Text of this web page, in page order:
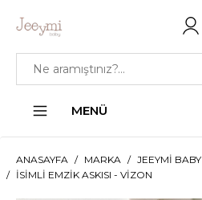
MENÜ
ANASAYFA MARKA
JEEYMI BABY
İSIMLI EMZIK ASKISI - VIZON